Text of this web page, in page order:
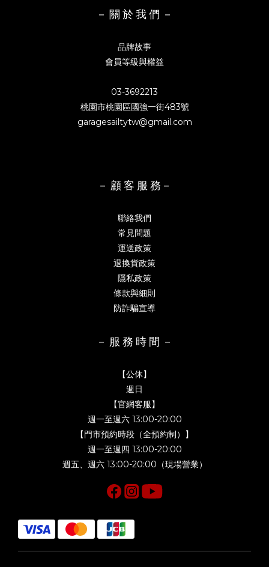
－ 關 於 我 們 －
品牌故事
會員等級與權益
03-3692213
桃園市桃園區國強一街483號
garagesailtytw@gmail.com
－ 顧 客 服 務－
聯絡我們
常見問題
運送政策
退換貨政策
隱私政策
條款與細則
防詐騙宣導
－ 服 務 時 間 －
【公休】
週日
【官網客服】
週一至週六 13:00-20:00
【門市預約時段（全預約制）】
週一至週四 13:00-20:00
週五、週六 13:00-20:00（現場營業）